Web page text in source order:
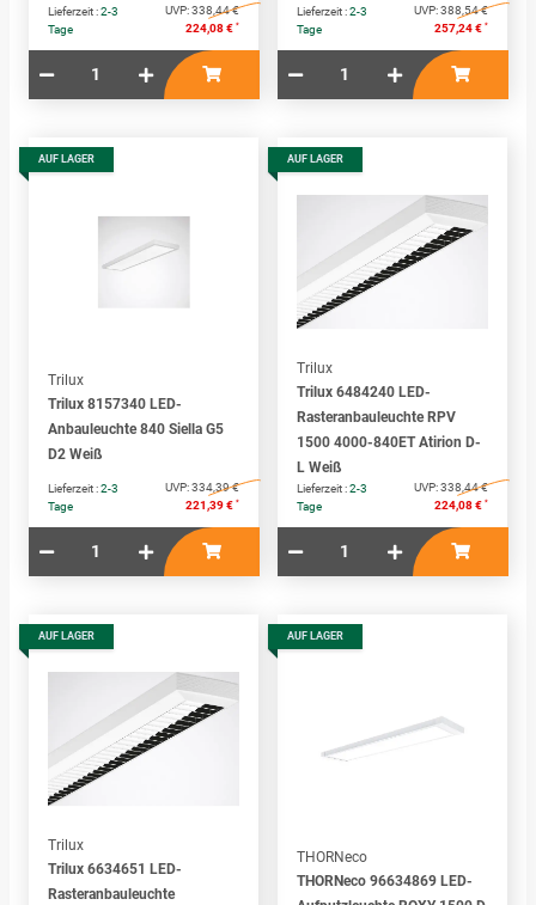
Lieferzeit :2-3
Tage
UVP:338,44 €
224,08 € *
Lieferzeit :2-3
Tage
UVP:388,54 €
257,24 € *
AUF LAGER
Trilux
Trilux 8157340 LED-
Anbauleuchte 840 Siella G5
D2 Weiß
Lieferzeit :2-3
Tage
UVP:334,39 €
221,39 € *
AUF LAGER
Trilux
Trilux 6484240 LED-
Rasteranbauleuchte RPV
1500 4000-840ET Atirion D-
L Weiß
Lieferzeit :2-3
Tage
UVP:338,44 €
224,08 € *
AUF LAGER
Trilux
Trilux 6634651 LED-
Rasteranbauleuchte
AUF LAGER
THORNeco
THORNeco 96634869 LED-